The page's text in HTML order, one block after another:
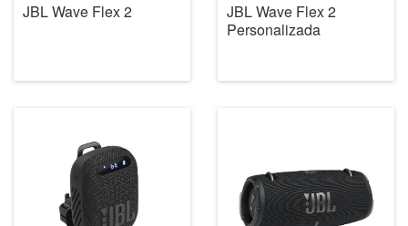
JBL Wave Flex 2
JBL Wave Flex 2
Personalizada